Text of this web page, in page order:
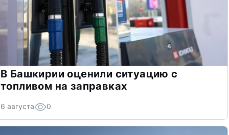
В Башкирии оценили ситуацию с
топливом на заправках
6 августа 0